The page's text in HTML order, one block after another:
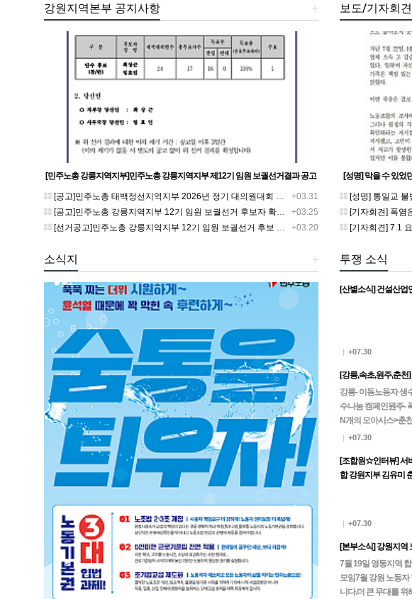
+
강원지역본부 공지사항
[민주노총 강릉지역지부]민주노총 강릉지역지부 제12기 임원 보궐선거결과 공고
+03.31
[공고]민주노총 태백정선지역지부 2026년 정기 대의원대회 재소집 건
+03.25
[공고]민주노총 강릉지역지부 12기 임원 보궐선거 후보자 확정 공고
+03.20
[선거공고]민주노총 강릉지역지부 12기 임원 보궐선거 후보 등록 기간 연장 공고
보도/기자회견
[성명] 막을 수 있었
[성명] 통일교 불법
[기자회견] 폭염은 재난이다! 폭
[기자회견] 7.1
+
소식지 투쟁 소식
[산별소식] 건설산업
| +07.30
[강릉,속초,원주,춘
강릉- 이동노동자 생
수나눔 캠페인원주-
N개의 오아시스>춘
러, 팔토시 나눔
| +07.30
[조합원☆인터뷰] 서
합 강원지부 김유미
| +07.30
[본부소식] 강원지역
7월 19일 영동지역
모임 7월 강원 노동
니다.더 큰 무대를 위